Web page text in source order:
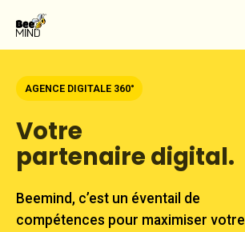
AGENCE DIGITALE 360°
Votre
partenaire digital.
Beemind, c’est un éventail de
compétences pour maximiser votre